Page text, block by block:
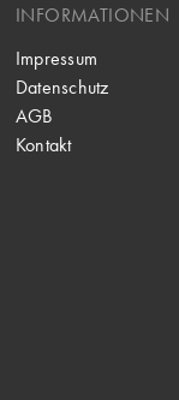
INFORMATIONEN
Impressum
Datenschutz
AGB
Kontakt